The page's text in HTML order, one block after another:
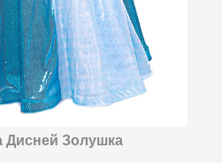
Дисней Золушка